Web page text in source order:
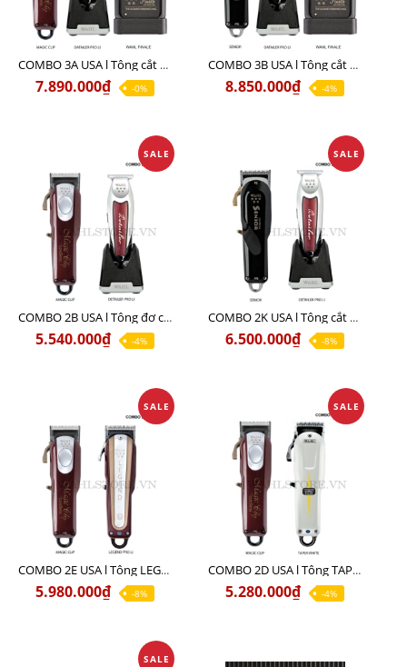
COMBO 3A USA l Tông cắt MAGIC + Tông viền DETAILER PRO LI + Cạo khô FINALE
7.890.000₫ -0%
COMBO 3B USA l Tông cắt SENIOR + Tông viền DETAILER PRO LI + Cạo khô FINALE
8.850.000₫ -4%
SALE
COMBO 2B USA l Tông đơ cắt Magic clip Red + Tông đơ viền Detailer Pro Li
5.540.000₫ -4%
SALE
COMBO 2K USA l Tông cắt SENIOR +Tông viền DETAILER PRO LI
6.500.000₫ -8%
SALE
COMBO 2E USA l Tông LEGEND PRO LI + Tông MAGIC CLIP
5.980.000₫ -8%
SALE
COMBO 2D USA l Tông TAPER WHITE + Tông MAGIC CLIP
5.280.000₫ -4%
SALE